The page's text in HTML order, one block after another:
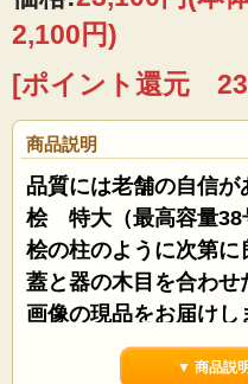
2,100円)
[ポイント還元
商品説明
品質には老舗の自信が
桧 特大（最高容量38
桧の柱のように次第に
蓋と器の木目を合わせ
画像の現品をお届けし
▼ 商品説